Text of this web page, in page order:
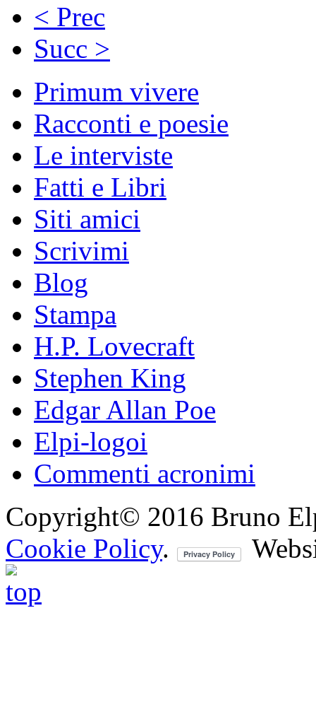
< Prec
Succ >
Primum vivere
Racconti e poesie
Le interviste
Fatti e Libri
Siti amici
Scrivimi
Blog
Stampa
H.P. Lovecraft
Stephen King
Edgar Allan Poe
Elpi-logoi
Commenti acronimi
Copyright© 2016 Bruno
Cookie Policy.